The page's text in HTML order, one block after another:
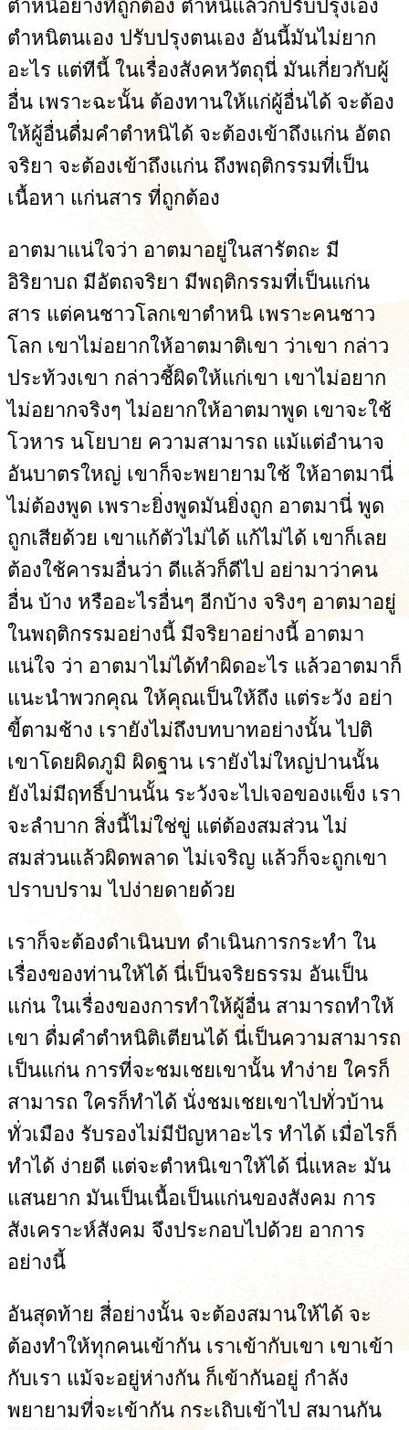
ตำหนิอย่างที่ถูกต้อง ตำหนิแล้วก็ปรับปรุงเอง
ตำหนิตนเอง ปรับปรุงตนเอง อันนี้มันไม่ยาก
อะไร แต่ทีนี้ ในเรื่องสังคหวัตถุนี่ มันเกี่ยวกับผู้
อื่น เพราะฉะนั้น ต้องทานให้แก่ผู้อื่นได้ จะต้อง
ให้ผู้อื่นดื่มคำตำหนิได้ จะต้องเข้าถึงแก่น อัตถ
จริยา จะต้องเข้าถึงแก่น ถึงพฤติกรรมที่เป็น
เนื้อหา แก่นสาร ที่ถูกต้อง
อาตมาแน่ใจว่า อาตมาอยู่ในสารัตถะ มี
อิริยาบถ มีอัตถจริยา มีพฤติกรรมที่เป็นแก่น
สาร แต่คนชาวโลกเขาตำหนิ เพราะคนชาว
โลก เขาไม่อยากให้อาตมาติเขา ว่าเขา กล่าว
ประท้วงเขา กล่าวชี้ผิดให้แก่เขา เขาไม่อยาก
ไม่อยากจริงๆ ไม่อยากให้อาตมาพูด เขาจะใช้
โวหาร นโยบาย ความสามารถ แม้แต่อำนาจ
อันบาตรใหญ่ เขาก็จะพยายามใช้ ให้อาตมานี่
ไม่ต้องพูด เพราะยิ่งพูดมันยิ่งถูก อาตมานี่ พูด
ถูกเสียด้วย เขาแก้ตัวไม่ได้ แก้ไม่ได้ เขาก็เลย
ต้องใช้คารมอื่นว่า ดีแล้วก็ดีไป อย่ามาว่าคน
อื่น บ้าง หรืออะไรอื่นๆ อีกบ้าง จริงๆ อาตมาอยู่
ในพฤติกรรมอย่างนี้ มีจริยาอย่างนี้ อาตมา
แน่ใจ ว่า อาตมาไม่ได้ทำผิดอะไร แล้วอาตมาก็
แนะนำพวกคุณ ให้คุณเป็นให้ถึง แต่ระวัง อย่า
ขี้ตามช้าง เรายังไม่ถึงบทบาทอย่างนั้น ไปติ
เขาโดยผิดภูมิ ผิดฐาน เรายังไม่ใหญ่ปานนั้น
ยังไม่มีฤทธิ์ปานนั้น ระวังจะไปเจอของแข็ง เรา
จะลำบาก สิ่งนี้ไม่ใช่ขู่ แต่ต้องสมส่วน ไม่
สมส่วนแล้วผิดพลาด ไม่เจริญ แล้วก็จะถูกเขา
ปราบปราม ไปง่ายดายด้วย
เราก็จะต้องดำเนินบท ดำเนินการกระทำ ใน
เรื่องของท่านให้ได้ นี่เป็นจริยธรรม อันเป็น
แก่น ในเรื่องของการทำให้ผู้อื่น สามารถทำให้
เขา ดื่มคำตำหนิติเตียนได้ นี่เป็นความสามารถ
เป็นแก่น การที่จะชมเชยเขานั้น ทำง่าย ใครก็
สามารถ ใครก็ทำได้ นั่งชมเชยเขาไปทั่วบ้าน
ทั่วเมือง รับรองไม่มีปัญหาอะไร ทำได้ เมื่อไรก็
ทำได้ ง่ายดี แต่จะตำหนิเขาให้ได้ นี่แหละ มัน
แสนยาก มันเป็นเนื้อเป็นแก่นของสังคม การ
สังเคราะห์สังคม จึงประกอบไปด้วย อาการ
อย่างนี้
อันสุดท้าย สี่อย่างนั้น จะต้องสมานให้ได้ จะ
ต้องทำให้ทุกคนเข้ากัน เราเข้ากับเขา เขาเข้า
กับเรา แม้จะอยู่ห่างกัน ก็เข้ากันอยู่ กำลัง
พยายามที่จะเข้ากัน กระเถิบเข้าไป สมานกัน